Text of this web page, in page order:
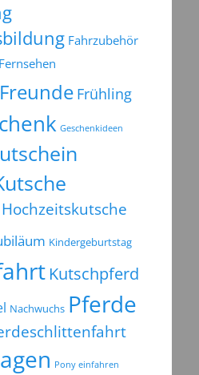
Fahrzubehör
Fernsehen
Freunde Frühling
Geschenkideen
Hochzeitskutsche
Kindergeburtstag
Kutschpferd
Nachwuchs Pferde
Pony einfahren